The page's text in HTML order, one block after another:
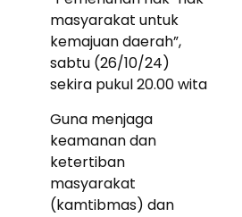
masyarakat untuk
kemajuan daerah”,
sabtu (26/10/24)
sekira pukul 20.00 wita
Guna menjaga
keamanan dan
ketertiban
masyarakat
(kamtibmas) dan